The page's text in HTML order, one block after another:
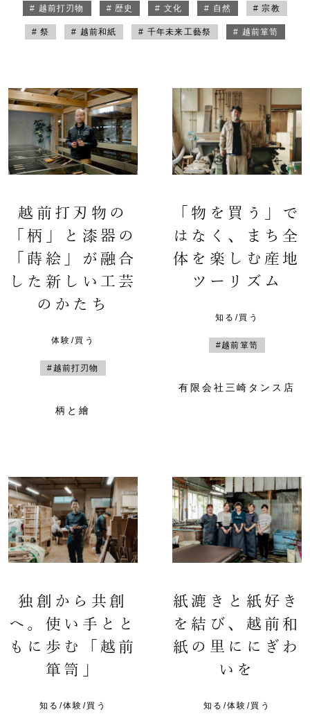
# 越前打刃物 # 歴史 # 文化 # 自然 # 宗教
# 祭 # 越前和紙 # 千年未来工藝祭 # 越前箪笥
越前打刃物の
「柄」と漆器の
「蒔絵」が融合
した新しい工芸
のかたち
体験/買う
#越前打刃物
柄と繪
「物を買う」で
はなく、まち全
体を楽しむ産地
ツーリズム
知る/買う
#越前箪笥
有限会社三崎タンス店
独創から共創
へ。使い手とと
もに歩む「越前
箪笥」
知る/体験/買う
紙漉きと紙好き
を結び、越前和
紙の里ににぎわ
いを
知る/体験/買う